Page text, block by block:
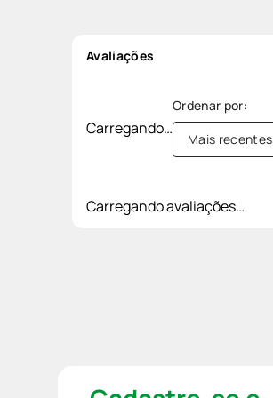
Avaliações
Carregando…
Mais recentes
Carregando avaliações…